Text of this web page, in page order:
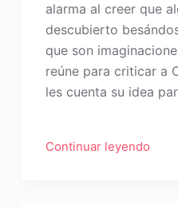
alarma al creer que
descubierto
que son
reúne para criticar a
les cuenta su idea
Continuar leyendo